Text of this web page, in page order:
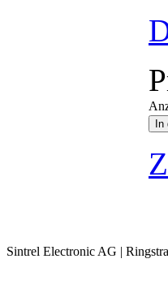
Sintrel Electronic AG |